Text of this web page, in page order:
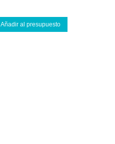
Añadir al presupuesto